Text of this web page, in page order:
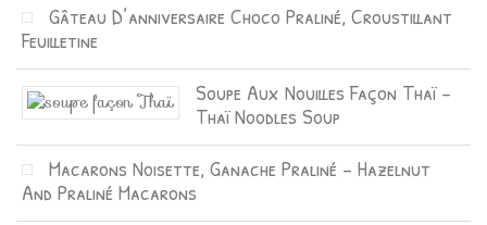
Gâteau D’anniversaire Choco Praliné, Croustillant
Feuilletine
Soupe Aux Nouilles Façon Thaï –
Thaï Noodles Soup
Macarons Noisette, Ganache Praliné – Hazelnut
And Praliné Macarons